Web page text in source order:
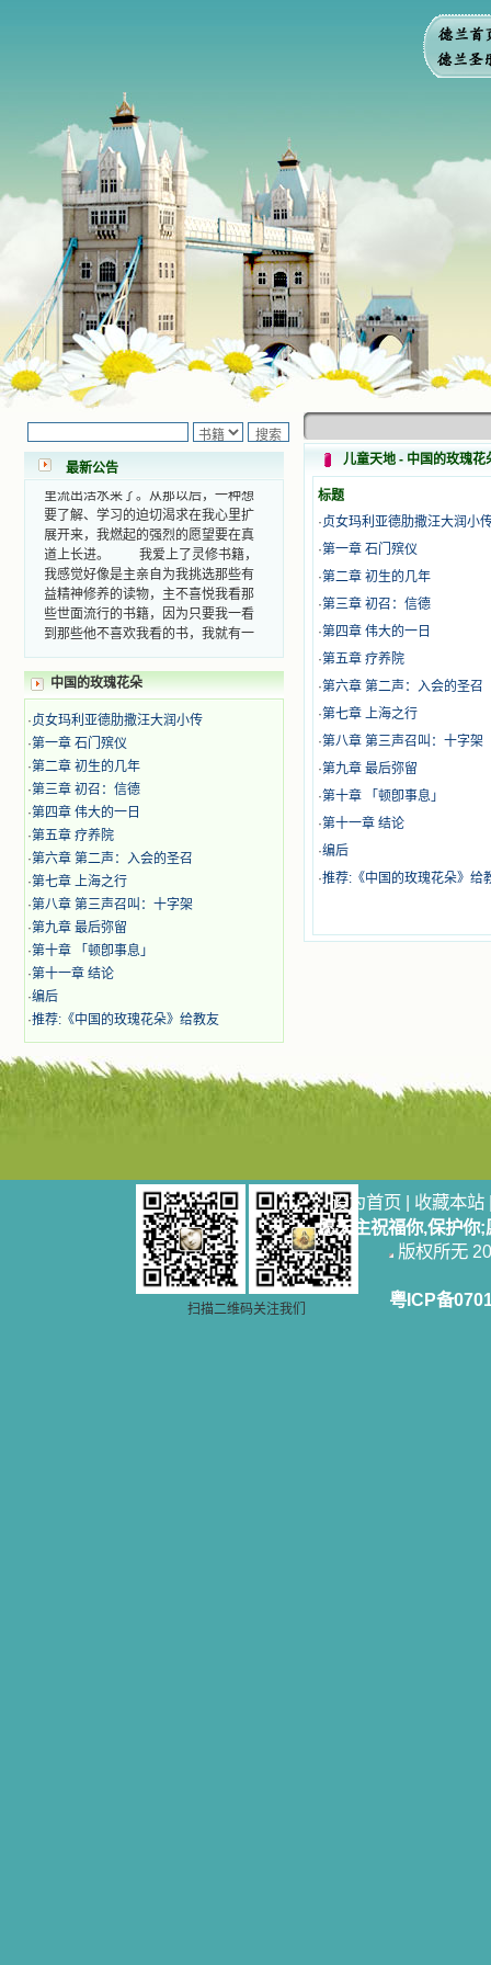
最新公告
小德兰爱心书屋最新公告 有一天，我
做了一个奇怪的梦，至今让我难忘。
梦中，我看到一本打开的用石头做的
书，我用舌头去舔它，觉得有一种甜
味，我就更用力去舔，最后从这本书
里流出活水来了。从那以后，一种想
要了解、学习的迫切渴求在我心里扩
展开来，我燃起的强烈的愿望要在真
道上长进。 我爱上了灵修书籍，
我感觉好像是主亲自为我挑选那些有
益精神修养的读物，主不喜悦我看那
些世面流行的书籍，因为只要我一看
到那些他不喜欢我看的书，我就有一
地防护着我，从那以后我从未读过一
本不良的书籍。 善良的书使人向
我的脑子里。读这些圣书时，我思潮
汹涌起伏，欣喜不能自已。书中谈到
这些圣人们如何在与主的交往中得到
灵命的更新，德行的馨香如何上达天
庭。啊，在这世上曾住过那么多热心
的圣人，为了传播福音，他们告别亲
人，舍下了他们手中的一切，轻快地
踏上了异国他乡，到没有人知道真神
的世界里去。啊，若不是主的引领，
我可能到死还不认识他们呢！ 我
的心灵从主给我的这些圣人的言行中
选取了最美的色彩；当他们的一生在
我面前展开时，我是多么的惊奇、兴
奋啊！当我读到他们为主而受人逼
迫、凌辱，为将福音广传而被人追杀
时，我为他们的在天之灵祈祷，我哭
着，为自已的同胞带给他们的苦难而
哀号。我一遍遍地重读那一行行被我
的斑斑泪痕弄得模糊不清的字句，那
些被主的爱火所燃烧而离开家乡来到
他们感到能为主受一点苦是多么喜乐
的事。他们受苦时仍在唱着感谢的
歌，因他们无法不称颂主，因主使他
们的心灵洋溢了快乐；他们激发了我
内心神圣的热情，在我的心灵深处燃
烧起一股无法扑灭的火焰，他们那强
有力的言行激励我向前。 我一面
读，一面想过着他们这样圣善的生
中国的玫瑰花朵
·贞女玛利亚德肋撒汪大润小传
·第一章 石门殡仪
·第二章 初生的几年
·第三章 初召：信德
·第四章 伟大的一日
·第五章 疗养院
·第六章 第二声：入会的圣召
·第七章 上海之行
·第八章 第三声召叫：十字架
·第九章 最后弥留
·第十章 「顿卽事息」
·第十一章 结论
·编后
·推荐:《中国的玫瑰花朵》给教友
儿童天地 - 中国的玫瑰花
标题
·贞女玛利亚德肋撒汪大润小
·第一章 石门殡仪
·第二章 初生的几年
·第三章 初召：信德
·第四章 伟大的一日
·第五章 疗养院
·第六章 第二声：入会的圣召
·第七章 上海之行
·第八章 第三声召叫：十字架
·第九章 最后弥留
·第十章 「顿卽事息」
·第十一章 结论
·编后
·推荐:《中国的玫瑰花朵》给
扫描二维码关注我们
设为首页 | 收藏本站
愿天主祝福你,保护你
版权所无
粤ICP备